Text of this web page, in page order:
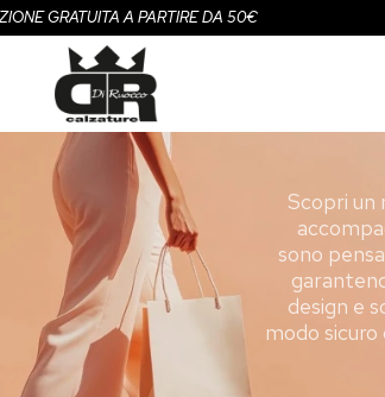
GRATUITA A PARTIRE DA 50€
Scopri un
sono
design e
modo